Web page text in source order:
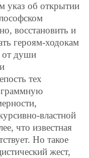
указ об открытии
восстановить и
героям-ходокам
от души
тех
властной
что известная
Но такое
жест,